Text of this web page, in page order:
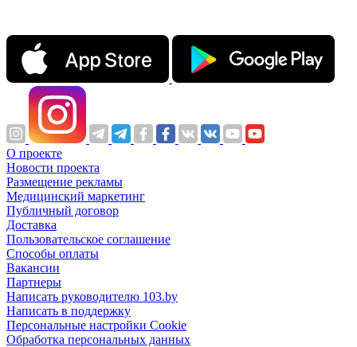
О проекте
Новости проекта
Размещение рекламы
Медицинский маркетинг
Публичный договор
Доставка
Пользовательское соглашение
Способы оплаты
Вакансии
Партнеры
Написать руководителю 103.by
Написать в поддержку
Персональные настройки Cookie
Обработка персональных данных